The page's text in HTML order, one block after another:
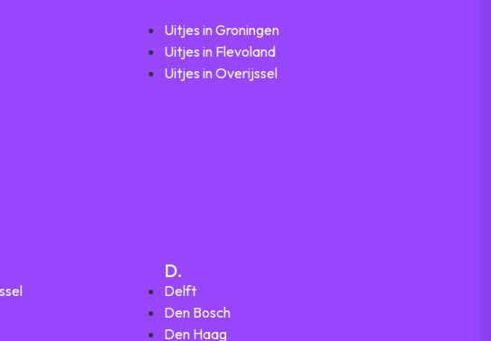
Uitjes in Groningen
Uitjes in Flevoland
Uitjes in Overijssel
D.
Delft
Den Bosch
Den Haag